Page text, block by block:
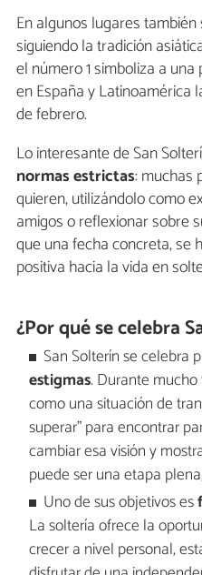
En algunos lugares también
siguiendo la tradición
el número 1 simboliza a
en España y Latinoamérica
de febrero.
Lo interesante de San
normas estrictas: muchas
quieren, utilizándolo como
amigos o reflexionar sobre
que una fecha concreta, se
positiva hacia la vida en
¿Por qué se celebra
San Solterín se celebra
estigmas. Durante
como una situación de
superar" para encontrar
cambiar esa visión y
puede ser una etapa
Uno de sus objetivos es
La soltería ofrece la
crecer a nivel personal,